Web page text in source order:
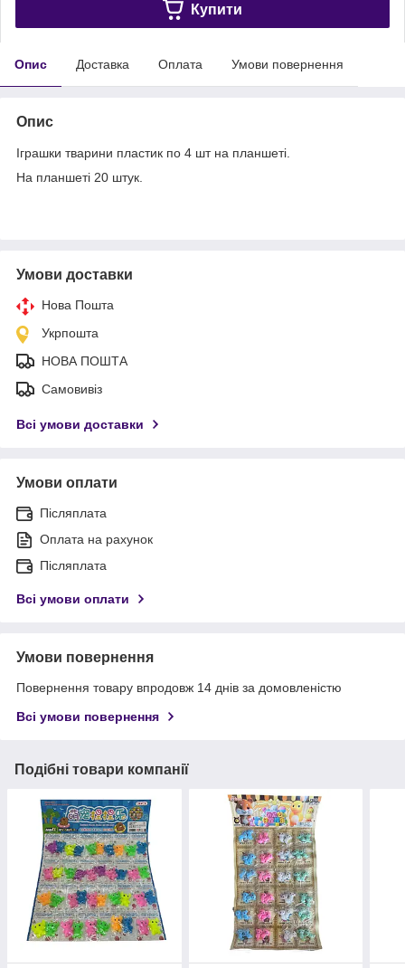
Купити
Опис Доставка Оплата Умови повернення
Опис
Іграшки тварини пластик по 4 шт на планшеті.
На планшеті 20 штук.
Умови доставки
Нова Пошта
Укрпошта
НОВА ПОШТА
Самовивіз
Всі умови доставки
Умови оплати
Післяплата
Оплата на рахунок
Післяплата
Всі умови оплати
Умови повернення
Повернення товару впродовж 14 днів за домовленістю
Всі умови повернення
Подібні товари компанії